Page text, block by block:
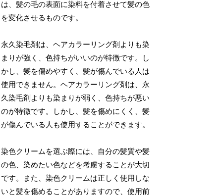
は、髪の毛の表面に染料を付着させて髪の色
を変化させるものです。
永久染毛剤は、ヘアカラーリング剤よりも染
まりが強く、色持ちがいいのが特徴です。し
かし、髪を傷めやすく、髪が傷んでいる人は
使用できません。ヘアカラーリング剤は、永
久染毛剤よりも染まりが弱く、色持ちが悪い
のが特徴です。しかし、髪を傷めにくく、髪
が傷んでいる人も使用することができます。
染色クリームを選ぶ際には、自分の髪質や髪
の色、染めたい色などを考慮することが大切
です。また、染色クリームは正しく使用しな
いと髪を傷めることがありますので、使用前